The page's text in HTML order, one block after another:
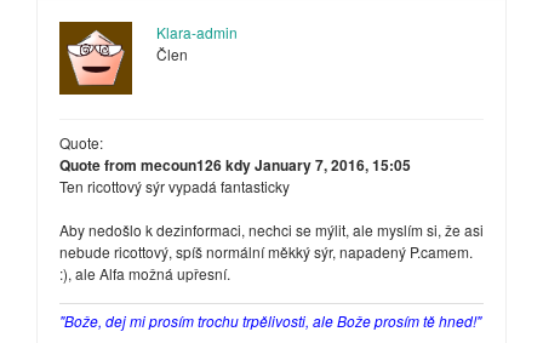
Klara-admin
Člen
Quote:
Quote from mecoun126 kdy January 7, 2016, 15:05
Ten ricottový sýr vypadá fantasticky
Aby nedošlo k dezinformaci, nechci se mýlit, ale myslím si, že asi
nebude ricottový, spíš normální měkký sýr, napadený P.camem.
:), ale Alfa možná upřesní.
"Bože, dej mi prosím trochu trpělivosti, ale Bože prosím tě hned!"